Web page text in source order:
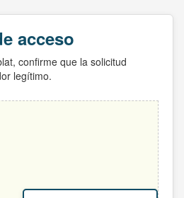
acceso
confirme que la solicitud
legítimo.